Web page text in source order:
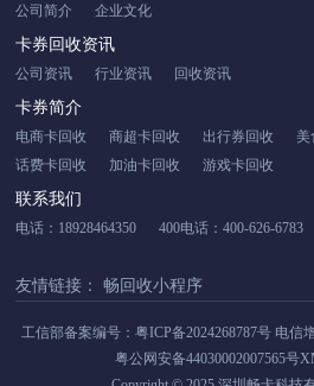
公司简介 企业文化
卡券回收资讯
公司资讯 行业资讯 回收资讯
卡券简介
电商卡回收 商超卡回收 出行券回收 美
话费卡回收
加油卡回收 游戏卡回收
联系我们
电话：18928464350 400电话：400-626-6783
友情链接：畅回收小程序
工信部备案编号： 粤ICP备2024268787号 电信
粤公网安备44030002007565号